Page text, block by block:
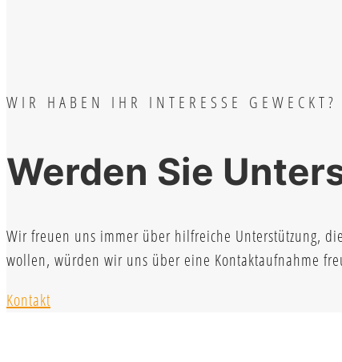
WIR HABEN IHR INTERESSE GEWECKT?
Werden Sie
Wir freuen uns immer über hilfreiche Unterstützung,
wollen, würden wir uns über eine Kontaktaufnahme
Kontakt